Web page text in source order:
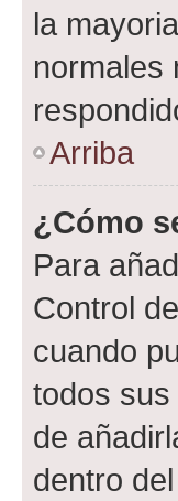
la
normales
Arriba
¿Cómo
Para
Control
cuando
todos
de
dentro